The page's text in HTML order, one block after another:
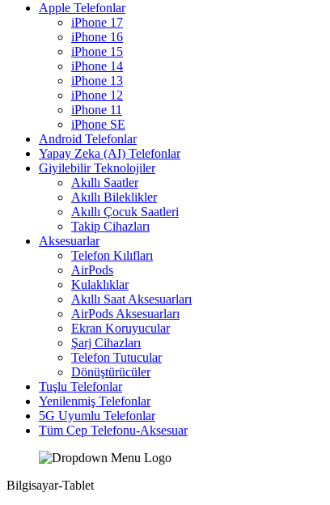
Apple Telefonlar
iPhone 17
iPhone 16
iPhone 15
iPhone 14
iPhone 13
iPhone 12
iPhone 11
iPhone SE
Android Telefonlar
Yapay Zeka (AI) Telefonlar
Giyilebilir Teknolojiler
Akıllı Saatler
Akıllı Bileklikler
Akıllı Çocuk Saatleri
Takip Cihazları
Aksesuarlar
Telefon Kılıfları
AirPods
Kulaklıklar
Akıllı Saat Aksesuarları
AirPods Aksesuarları
Ekran Koruyucular
Şarj Cihazları
Telefon Tutucular
Dönüştürücüler
Tuşlu Telefonlar
Yenilenmiş Telefonlar
5G Uyumlu Telefonlar
Tüm Cep Telefonu-Aksesuar
Bilgisayar-Tablet